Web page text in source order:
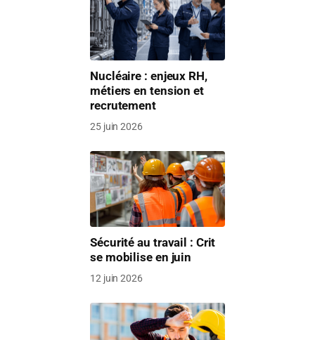
Nucléaire : enjeux RH,
métiers en tension et
recrutement
25 juin 2026
Sécurité au travail : Crit
se mobilise en juin
12 juin 2026